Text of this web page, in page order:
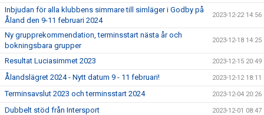
Inbjudan för alla klubbens simmare till simläger i Godby på
Åland den 9-11 februari 2024
2023-12-22 14:56
Ny grupprekommendation, terminsstart nästa år och
bokningsbara grupper
2023-12-18 14:25
Resultat Luciasimmet 2023 2023-12-15 20:49
Ålandslägret 2024 - Nytt datum 9 - 11 februari! 2023-12-12 18:11
Terminsavslut 2023 och terminsstart 2024 2023-12-04 20:26
Dubbelt stöd från Intersport 2023-12-01 08:47